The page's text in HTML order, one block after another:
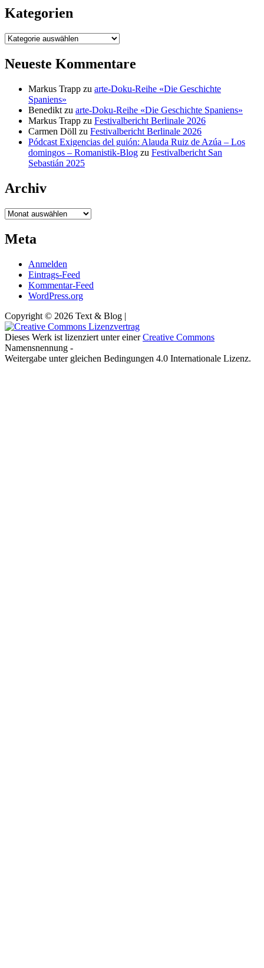
Kategorien
Kategorien
Neueste Kommentare
Markus Trapp zu arte-Doku-Reihe «Die Geschichte
Spaniens»
Benedikt zu arte-Doku-Reihe «Die Geschichte Spaniens»
Markus Trapp zu Festivalbericht Berlinale 2026
Carmen Döll zu Festivalbericht Berlinale 2026
Pódcast Exigencias del guión: Alauda Ruiz de Azúa – Los
domingos – Romanistik-Blog zu Festivalbericht San
Sebastián 2025
Archiv
Archiv
Meta
Anmelden
Eintrags-Feed
Kommentar-Feed
WordPress.org
Copyright © 2026 Text & Blog |
Dieses Werk ist lizenziert unter einerCreative Commons
Namensnennung -
Weitergabe unter gleichen Bedingungen 4.0 Internationale Lizenz.